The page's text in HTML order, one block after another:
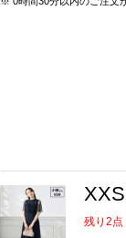
XXS
残り2点